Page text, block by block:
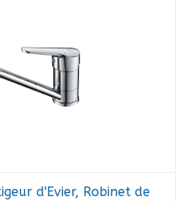
d'Evier, Robinet de